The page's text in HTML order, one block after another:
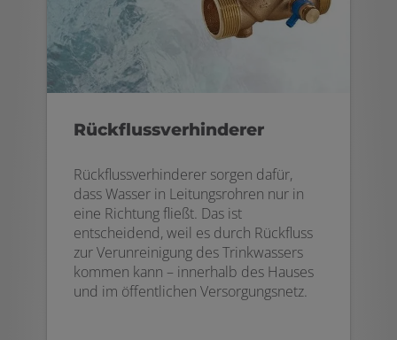
Rückflussverhinderer
Rückflussverhinderer sorgen dafür,
dass Wasser in Leitungsrohren nur in
eine Richtung fließt. Das ist
entscheidend, weil es durch Rückfluss
zur Verunreinigung des Trinkwassers
kommen kann – innerhalb des Hauses
und im öffentlichen Versorgungsnetz.